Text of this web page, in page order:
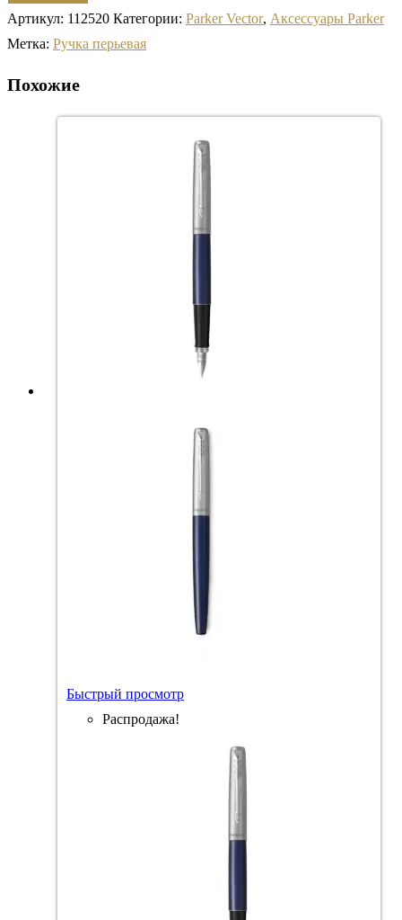
Артикул: 112520 Категории: Parker Vector, Аксессуары Parker
Метка: Ручка перьевая
Похожие
Быстрый просмотр
Распродажа!